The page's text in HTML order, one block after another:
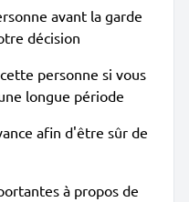
avant la garde
décision
personne si vous
longue période
afin d'être sûr de
à propos de